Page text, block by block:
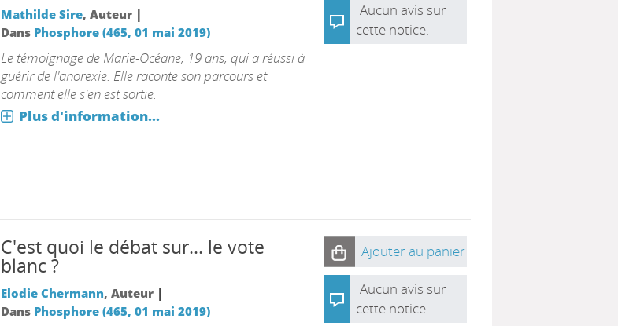
Mathilde Sire, Auteur |
Dans Phosphore (465, 01 mai 2019)
Le témoignage de Marie-Océane, 19 ans, qui a réussi à
guérir de l'anorexie. Elle raconte son parcours et
comment elle s'en est sortie.
Plus d'information...
Aucun avis sur
cette notice.
C'est quoi le débat sur... le vote
blanc ?
Elodie Chermann, Auteur |
Dans Phosphore (465, 01 mai 2019)
Ajouter au panier
Aucun avis sur
cette notice.